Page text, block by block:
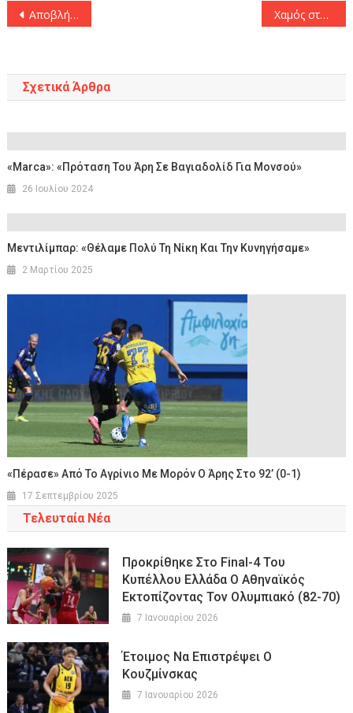
Πλοήγηση
Aποβλήθηκε με ντισκαλιφιέ ο Γιώργος Μπαρτζώκας Χαμός στην άφιξη της ΑΕΚ στην Λεμεσό από τους οπαδούς της!
Σχετικά Άρθρα
«Marca»: «Πρόταση Του Άρη Σε Βαγιαδολίδ Για Μονσού»
26 Ιουλίου 2024
Μεντιλίμπαρ: «Θέλαμε Πολύ Τη Νίκη Και Την Κυνηγήσαμε»
2 Μαρτίου 2025
«Πέρασε» Από Το Αγρίνιο Με Μορόν Ο Άρης Στο 92’ (0-1)
17 Σεπτεμβρίου 2025
Τελευταία Νέα
Προκρίθηκε Στο Final-4 Του
Κυπέλλου Ελλάδα Ο Αθηναϊκός
Εκτοπίζοντας Τον Ολυμπιακό (82-70)
7 Ιανουαρίου 2026
Έτοιμος Να Επιστρέψει Ο
Κουζμίνσκας
7 Ιανουαρίου 2026